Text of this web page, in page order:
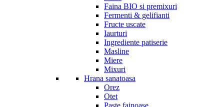
Faina BIO si premixuri
Fermenti & gelifianti
Fructe uscate
Iaurturi
Ingrediente patiserie
Masline
Miere
Mixuri
Hrana sanatoasa
Orez
Otet
Paste fainoase